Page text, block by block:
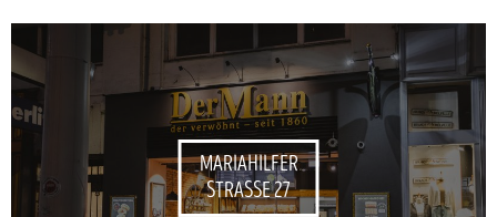
MARIAHILFER
STRASSE 27